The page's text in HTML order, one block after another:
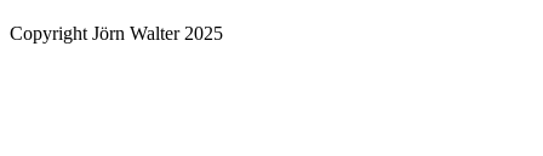
Copyright Jörn Walter 2025